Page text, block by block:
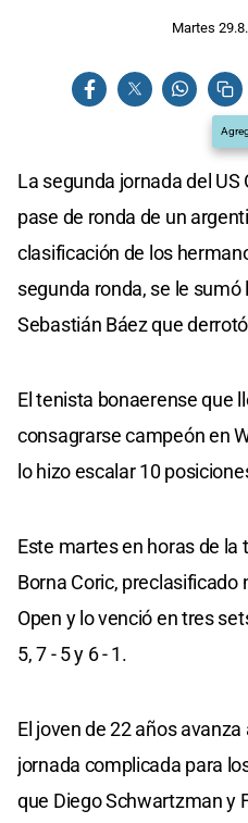
Martes
La segunda jornada del
pase de ronda de un
clasificación de los
segunda ronda, se le sumó
Sebastián Báez que
El tenista bonaerense que
consagrarse campeón en
lo hizo escalar 10
Este martes en horas de la
Borna Coric, preclasificado
Open y lo venció en tres
5, 7 - 5 y 6 - 1.
El joven de 22 años
jornada complicada para
que Diego Schwartzman y